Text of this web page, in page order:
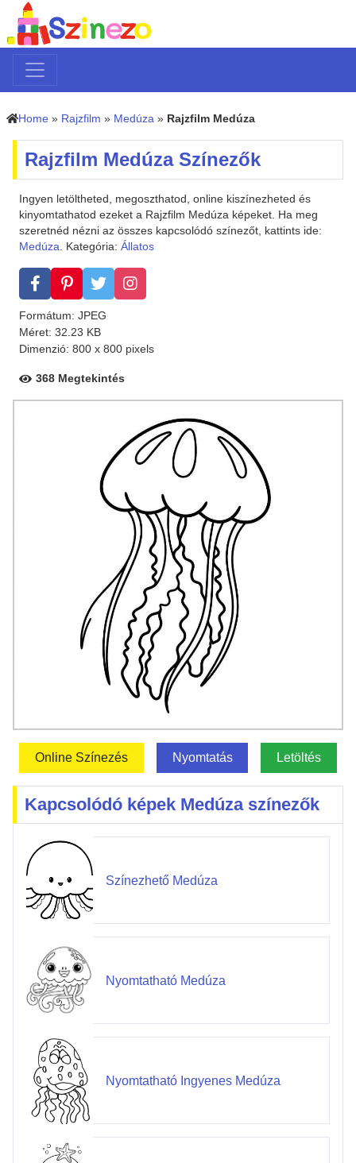
Home » Rajzfilm » Medúza » Rajzfilm Medúza
Rajzfilm Medúza Színezők
Ingyen letöltheted, megoszthatod, online kiszínezheted és
kinyomtathatod ezeket a Rajzfilm Medúza képeket. Ha meg
szeretnéd nézni az összes kapcsolódó színezőt, kattints ide:
Medúza. Kategória: Állatos
Formátum: JPEG
Méret: 32.23 KB
Dimenzió: 800 x 800 pixels
368 Megtekintés
Online Színezés Nyomtatás Letöltés
Kapcsolódó képek Medúza színezők
Színezhető Medúza
Nyomtatható Medúza
Nyomtatható Ingyenes Medúza